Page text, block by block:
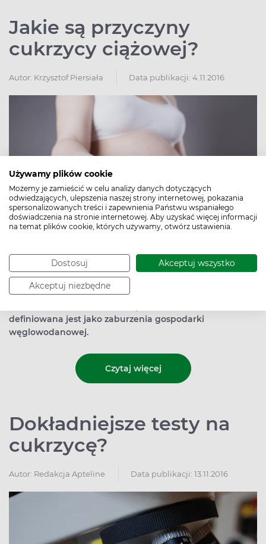
Używamy plików cookie
Możemy je zamieścić w celu analizy danych dotyczących
odwiedzających, ulepszenia naszej strony internetowej, pokazania
spersonalizowanych treści i zapewnienia Państwu wspaniałego
doświadczenia na stronie internetowej. Aby uzyskać więcej informacji
na temat plików cookie, których używamy, otwórz ustawienia.
Dostosuj Akceptuj wszystko
Akceptuj niezbędne
Jakie są przyczyny
cukrzycy ciążowej?
Autor: Krzysztof Piersiała Data publikacji: 4.11.2016
Cukrzyca to grupa zaburzeń metabolicznych, których
skutkiem jest hiperglikemia, czyli zbyt wysoki poziom
definiowana jest jako zaburzenia gospodarki
węglowodanowej.
Czytaj więcej
Dokładniejsze testy na
cukrzycę?
Autor: Redakcja Apteline Data publikacji: 13.11.2016